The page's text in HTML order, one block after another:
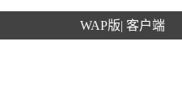
WAP版| 客户端